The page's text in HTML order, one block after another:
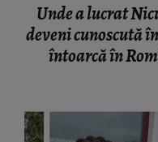
Unde a lucrat
deveni cunoscută
întoarcă în